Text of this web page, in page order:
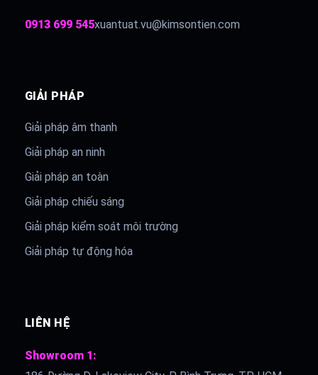
0913 699 545xuantuat.vu@kimsontien.com
GIẢI PHÁP
Giải pháp âm thanh
Giải pháp an ninh
Giải pháp an toàn
Giải pháp chiếu sáng
Giải pháp kiểm soát môi trường
Giải pháp tự động hóa
LIÊN HỆ
Showroom 1: